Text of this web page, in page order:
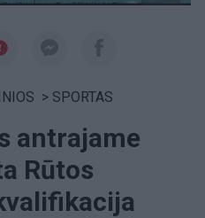
> SPORTAS
antrajame
Rūtos